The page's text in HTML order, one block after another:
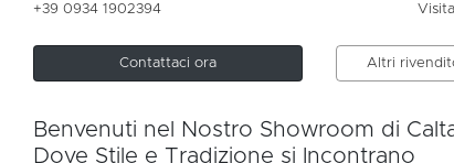
+39 0934 1902394
Contattaci ora Altri
Benvenuti nel Nostro Showroom di
Dove Stile e Tradizione si Incontrano